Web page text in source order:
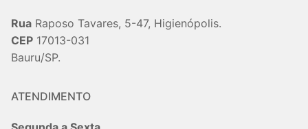
Rua Raposo Tavares, 5-47, Higienópolis.
CEP 17013-031
Bauru/SP.
ATENDIMENTO